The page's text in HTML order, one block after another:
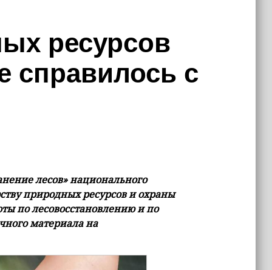
ресурсов
справилось с
лесов» национального
природных ресурсов и охраны
по лесовосстановлению и по
материала на